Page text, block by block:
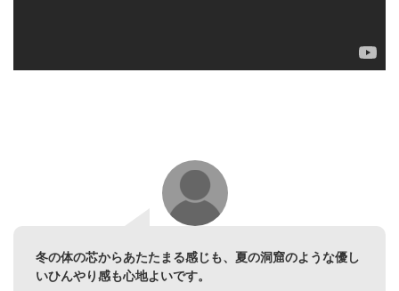
冬の体の芯からあたたまる感じも、夏の洞窟のような優し
いひんやり感も心地よいです。